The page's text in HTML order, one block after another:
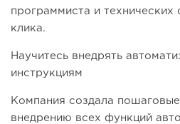
программиста и технических
клика.
Научитесь внедрять
инструкциям
Компания создала
внедрению всех функций